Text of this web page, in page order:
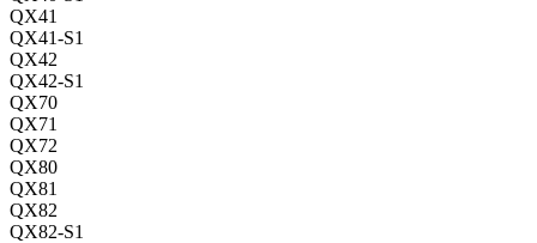
QX41
QX41-S1
QX42
QX42-S1
QX70
QX71
QX72
QX80
QX81
QX82
QX82-S1